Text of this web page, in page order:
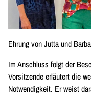
Ehrung von Jutta und
Im Anschluss folgt der
Vorsitzende erläutert die
Notwendigkeit. Er weist